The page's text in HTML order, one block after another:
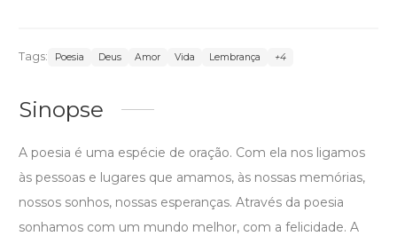
Tags: Poesia Deus Amor Vida Lembrança +4
Sinopse
A poesia é uma espécie de oração. Com ela nos ligamos
às pessoas e lugares que amamos, às nossas memórias,
nossos sonhos, nossas esperanças. Através da poesia
sonhamos com um mundo melhor, com a felicidade. A